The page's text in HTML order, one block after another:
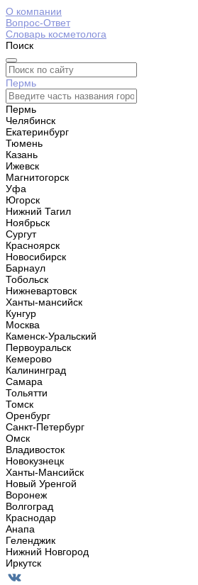
О компании
Вопрос-Ответ
Словарь косметолога
Поиск
Пермь
Пермь
Челябинск
Екатеринбург
Тюмень
Казань
Ижевск
Магнитогорск
Уфа
Югорск
Нижний Тагил
Ноябрьск
Сургут
Красноярск
Новосибирск
Барнаул
Тобольск
Нижневартовск
Ханты-мансийск
Кунгур
Москва
Каменск-Уральский
Первоуральск
Кемерово
Калининград
Самара
Тольятти
Томск
Оренбург
Санкт-Петербург
Омск
Владивосток
Новокузнецк
Ханты-Мансийск
Новый Уренгой
Воронеж
Волгоград
Краснодар
Анапа
Геленджик
Нижний Новгород
Иркутск